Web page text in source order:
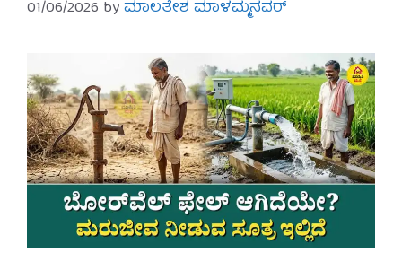
01/06/2026 byಮಾಲತೇಶ ಮಾಳಮ್ಮನವರ್